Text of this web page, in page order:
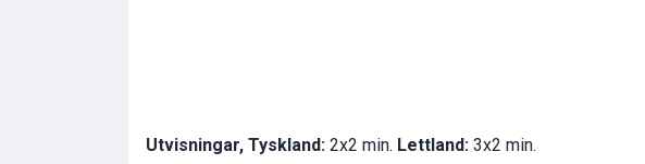
Utvisningar, Tyskland: 2x2 min. Lettland: 3x2 min.